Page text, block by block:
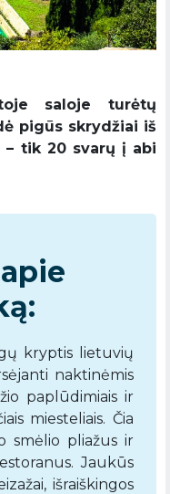
saloje turėtų
pigūs skrydžiai iš
– tik 20 svarų į abi
kryptis lietuvių
naktinėmis
paplūdimiais ir
miesteliais. Čia
smėlio pliažus ir
Jaukūs
išraiškingos